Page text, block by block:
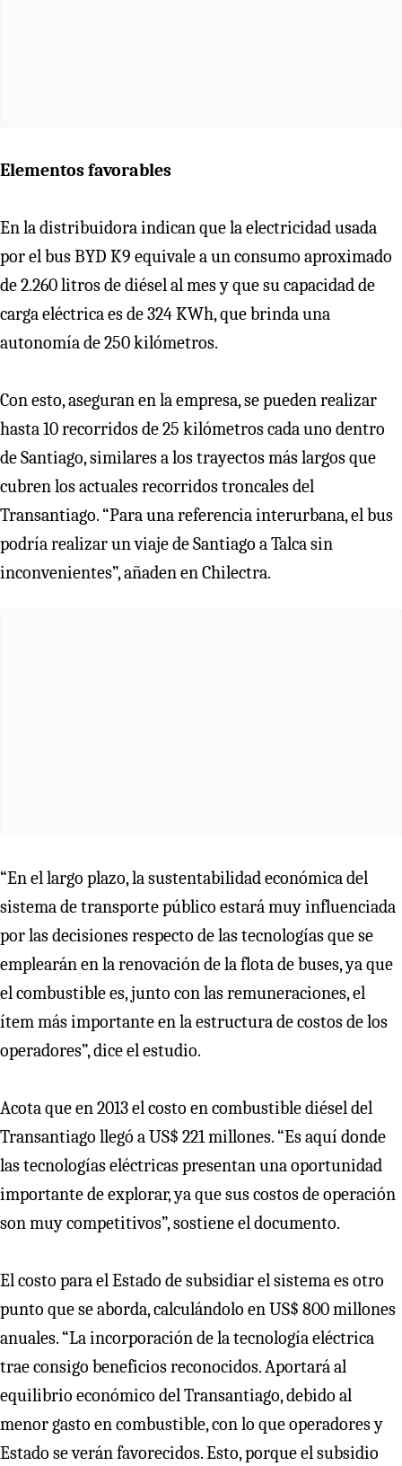
Elementos favorables
En la distribuidora indican que la electricidad usada
por el bus BYD K9 equivale a un consumo aproximado
de 2.260 litros de diésel al mes y que su capacidad de
carga eléctrica es de 324 KWh, que brinda una
autonomía de 250 kilómetros.
Con esto, aseguran en la empresa, se pueden realizar
hasta 10 recorridos de 25 kilómetros cada uno dentro
de Santiago, similares a los trayectos más largos que
cubren los actuales recorridos troncales del
Transantiago. “Para una referencia interurbana, el bus
podría realizar un viaje de Santiago a Talca sin
inconvenientes”, añaden en Chilectra.
“En el largo plazo, la sustentabilidad económica del
sistema de transporte público estará muy influenciada
por las decisiones respecto de las tecnologías que se
emplearán en la renovación de la flota de buses, ya que
el combustible es, junto con las remuneraciones, el
ítem más importante en la estructura de costos de los
operadores”, dice el estudio.
Acota que en 2013 el costo en combustible diésel del
Transantiago llegó a US$ 221 millones. “Es aquí donde
las tecnologías eléctricas presentan una oportunidad
importante de explorar, ya que sus costos de operación
son muy competitivos”, sostiene el documento.
El costo para el Estado de subsidiar el sistema es otro
punto que se aborda, calculándolo en US$ 800 millones
anuales. “La incorporación de la tecnología eléctrica
trae consigo beneficios reconocidos. Aportará al
equilibrio económico del Transantiago, debido al
menor gasto en combustible, con lo que operadores y
Estado se verán favorecidos. Esto, porque el subsidio